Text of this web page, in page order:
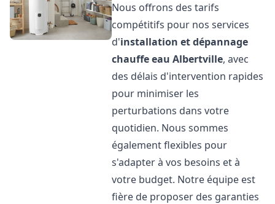
Nous offrons des tarifs
compétitifs pour nos services
d'installation et dépannage
chauffe eau Albertville, avec
des délais d'intervention rapides
pour minimiser les
perturbations dans votre
quotidien. Nous sommes
également flexibles pour
s'adapter à vos besoins et à
votre budget. Notre équipe est
fière de proposer des garanties